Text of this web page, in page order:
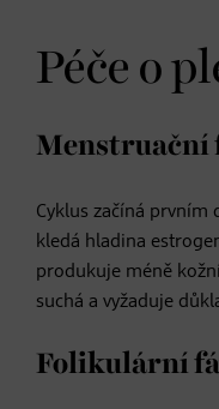
Péče o
Menstruační
Cyklus začíná prvním
kledá hladina
produkuje méně
suchá a vyžaduje
Folikulární